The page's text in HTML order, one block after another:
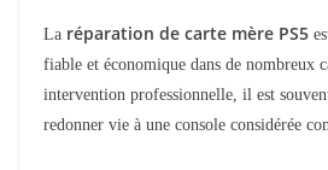
La réparation de carte mère PS5
fiable et économique dans de nombreux
intervention professionnelle, il est
redonner vie à une console considérée